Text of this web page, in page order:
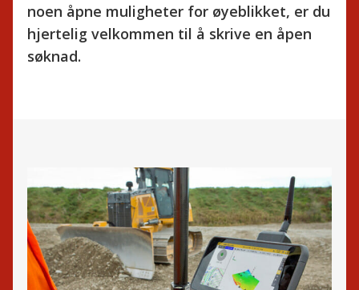
noen åpne muligheter for øyeblikket, er du
hjertelig velkommen til å skrive en åpen
søknad.